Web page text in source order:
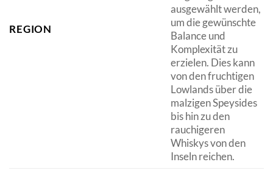
REGION
ausgewählt werden,
um die gewünschte
Balance und
Komplexität zu
erzielen. Dies kann
von den fruchtigen
Lowlands über die
malzigen Speysides
bis hin zu den
rauchigeren
Whiskys von den
Inseln reichen.